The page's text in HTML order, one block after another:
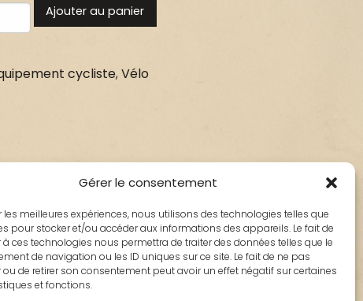
Gérer le consentement
les meilleures expériences, nous utilisons des technologies telles que
pour stocker et/ou accéder aux informations des appareils. Le fait de
ces technologies nous permettra de traiter des données telles que le
de navigation ou les ID uniques sur ce site. Le fait de ne pas
de retirer son consentement peut avoir un effet négatif sur certaines
et fonctions.
Ajouter au panier
cycliste,Vélo